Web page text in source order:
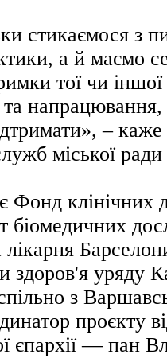
стикаємося з
а й маємо
тої чи
та
–
міської
Фонд клінічних
біомедичних
уряду
з
проєкту
єпархії — пан